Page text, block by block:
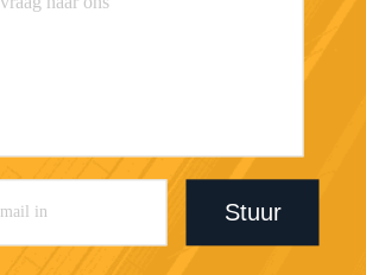
Stuur